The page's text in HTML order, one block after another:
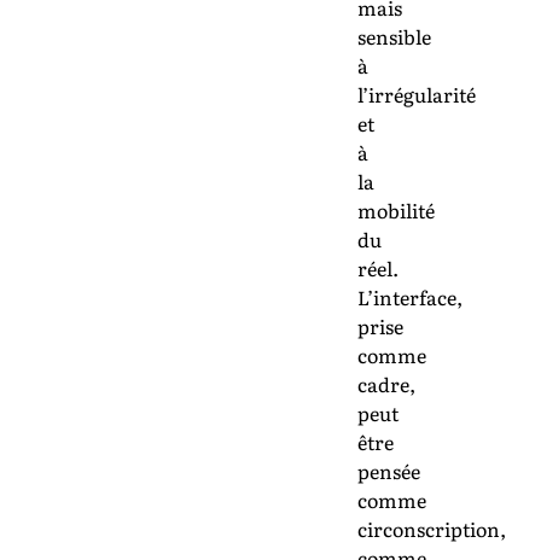
mais
sensible
à
l’irrégularité
et
à
la
mobilité
du
réel.
L’interface,
prise
comme
cadre,
peut
être
pensée
comme
circonscription,